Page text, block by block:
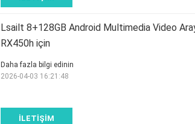
Lsailt 8+128GB Android Multimedia Video
RX450h için
İLETIŞIM
Daha fazla bilgi edinin
2026-04-03 16:21:48